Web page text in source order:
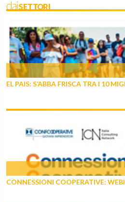
daiSETTORI
EL PAIS: S’ABBA FRISCA TRA I 10
CONNESSIONI COOPERATIVE: